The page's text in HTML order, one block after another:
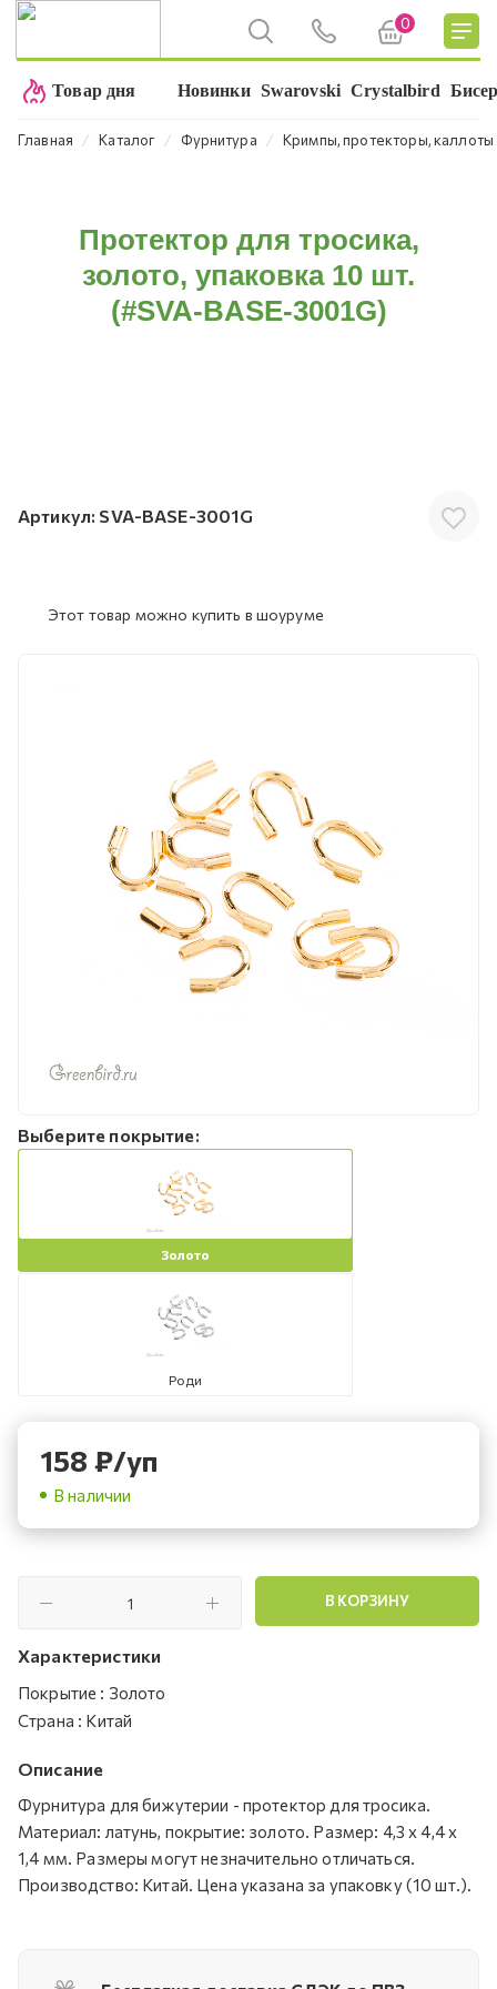
0
Товар дня Новинки Swarovski Crystalbird
Главная ⁄ Каталог ⁄ Фурнитура ⁄ Кримпы, протекторы, каллоты
Протектор для тросика,
золото, упаковка 10 шт.
(#SVA-BASE-3001G)
Артикул: SVA-BASE-3001G
Этот товар можно купить в шоуруме
Выберите покрытие:
Золото
Роди
158 ₽/уп
В наличии
В КОРЗИНУ
Характеристики
Покрытие : Золото
Страна : Китай
Описание
Фурнитура для бижутерии - протектор для тросика.
Материал: латунь, покрытие: золото. Размер: 4,3 х 4,4 х
1,4 мм. Размеры могут незначительно отличаться.
Производство: Китай. Цена указана за упаковку (10 шт.).